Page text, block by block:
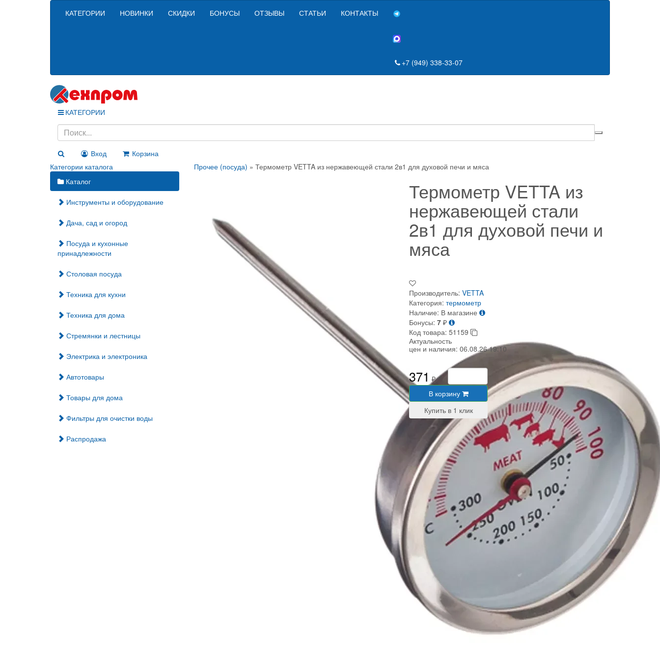
КАТЕГОРИИ НОВИНКИ СКИДКИ БОНУСЫ ОТЗЫВЫ СТАТЬИ КОНТАКТЫ
+7 (949) 338-33-07
КАТЕГОРИИ
Вход
Корзина
Категории каталога
Каталог
Инструменты и оборудование
Дача, сад и огород
Посуда и кухонные
принадлежности
Столовая посуда
Техника для кухни
Техника для дома
Стремянки и лестницы
Электрика и электроника
Автотовары
Товары для дома
Фильтры для очистки воды
Распродажа
Прочее (посуда) » Термометр VETTA из нержавеющей стали 2в1 для духовой печи и мяса
Термометр VETTA из
нержавеющей стали
2в1 для духовой печи и
мяса
Производитель: VETTA
Категория: термометр
Наличие: В магазине
Бонусы: 7 ₽
Код товара: 51159
Актуальность
цен и наличия: 06.08.26 19:10
371 ₽
В корзину